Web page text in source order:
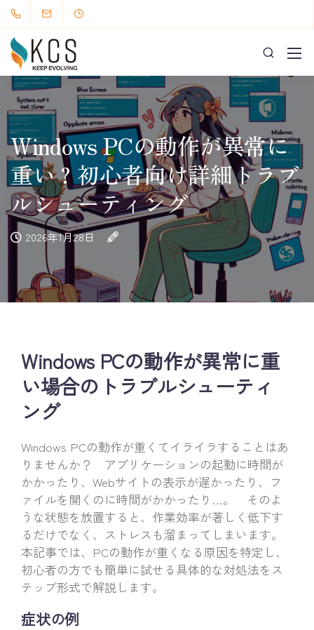
Windows PCの動作が異常に
重い？初心者向け詳細トラブ
ルシューティング
2026年1月28日
Windows PCの動作が異常に重
い場合のトラブルシューティ
ング
Windows PCの動作が重くてイライラすることはあ
りませんか？ アプリケーションの起動に時間が
かかったり、Webサイトの表示が遅かったり、フ
ァイルを開くのに時間がかかったり…。 そのよ
うな状態を放置すると、作業効率が著しく低下す
るだけでなく、ストレスも溜まってしまいます。
本記事では、PCの動作が重くなる原因を特定し、
初心者の方でも簡単に試せる具体的な対処法をス
テップ形式で解説します。
症状の例